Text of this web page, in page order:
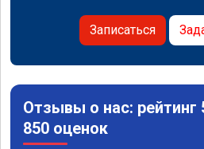
Записаться
Отзывы о нас: рейтинг
850 оценок